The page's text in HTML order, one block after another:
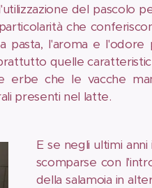
del pascolo
che
pasta, l'aroma e l'odore
quelle
erbe che le vacche
presenti nel latte.
E se negli ultimi
scomparse con
della salamoia in